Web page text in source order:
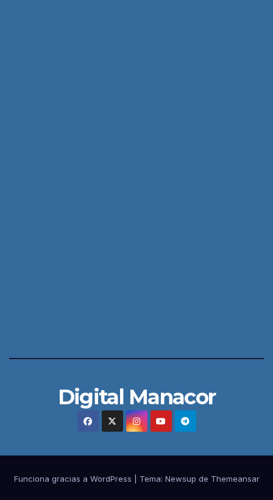
Digital Manacor
Funciona gracias a WordPress Tema: Newsup de Themeansar